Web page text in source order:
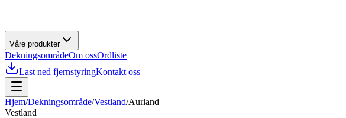
Våre produkter
DekningsområdeOm ossOrdliste
Last ned fjernstyringKontakt oss
Hjem/Dekningsområde/Vestland/Aurland
Vestland